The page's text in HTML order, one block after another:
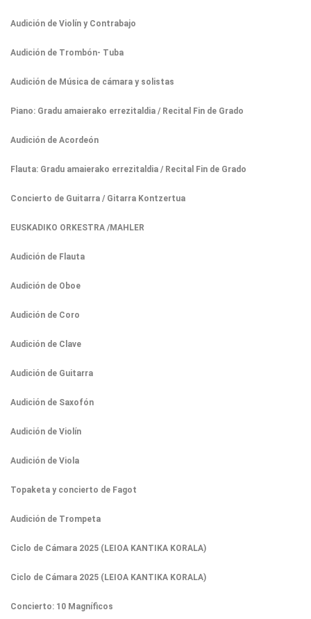
Audición de Violín y Contrabajo
Audición de Trombón- Tuba
Audición de Música de cámara y solistas
Piano: Gradu amaierako errezitaldia / Recital Fin de Grado
Audición de Acordeón
Flauta: Gradu amaierako errezitaldia / Recital Fin de Grado
Concierto de Guitarra / Gitarra Kontzertua
EUSKADIKO ORKESTRA /MAHLER
Audición de Flauta
Audición de Oboe
Audición de Coro
Audición de Clave
Audición de Guitarra
Audición de Saxofón
Audición de Violín
Audición de Viola
Topaketa y concierto de Fagot
Audición de Trompeta
Ciclo de Cámara 2025 (LEIOA KANTIKA KORALA)
Ciclo de Cámara 2025 (LEIOA KANTIKA KORALA)
Concierto: 10 Magníficos